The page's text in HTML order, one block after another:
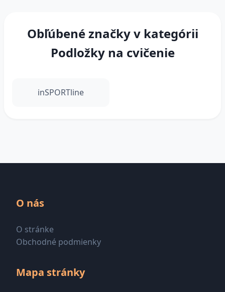
Obľúbené značky v kategórii
Podložky na cvičenie
inSPORTline
O nás
O stránke
Obchodné podmienky
Mapa stránky